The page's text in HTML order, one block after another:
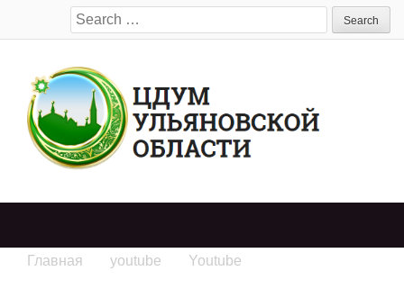
Search
for:
Главная youtube Youtube